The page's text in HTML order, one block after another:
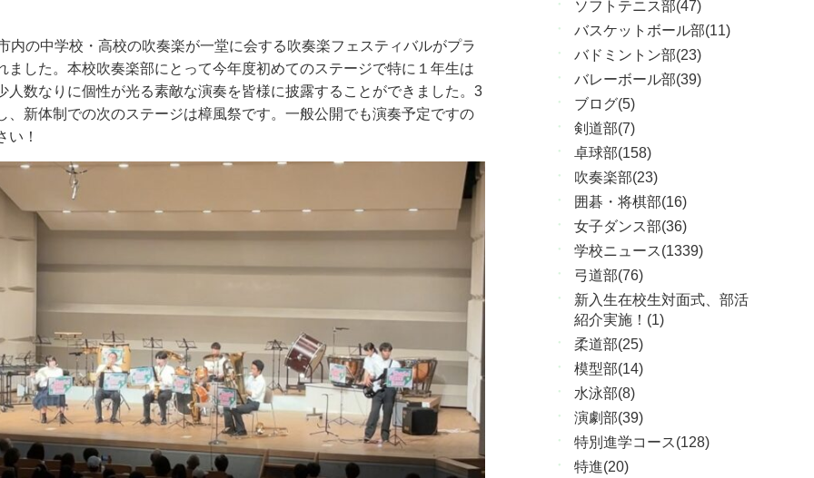
内の中学校・高校の吹奏楽が一堂に会する吹奏楽フェスティバルがプラ
ました。本校吹奏楽部にとって今年度初めてのステージで特に１年生は
人数なりに個性が光る素敵な演奏を皆様に披露することができました。 3
、新体制での次のステージは樟風祭です。一般公開でも演奏予定ですの
い！
ソフトテニス部(47)
バスケットボール部(11)
バドミントン部(23)
バレーボール部(39)
ブログ(5)
剣道部(7)
卓球部(158)
吹奏楽部(23)
囲碁・将棋部(16)
女子ダンス部(36)
学校ニュース(1339)
弓道部(76)
新入生在校生対面式、部活
紹介実施！(1)
柔道部(25)
模型部(14)
水泳部(8)
演劇部(39)
特別進学コース(128)
特進(20)